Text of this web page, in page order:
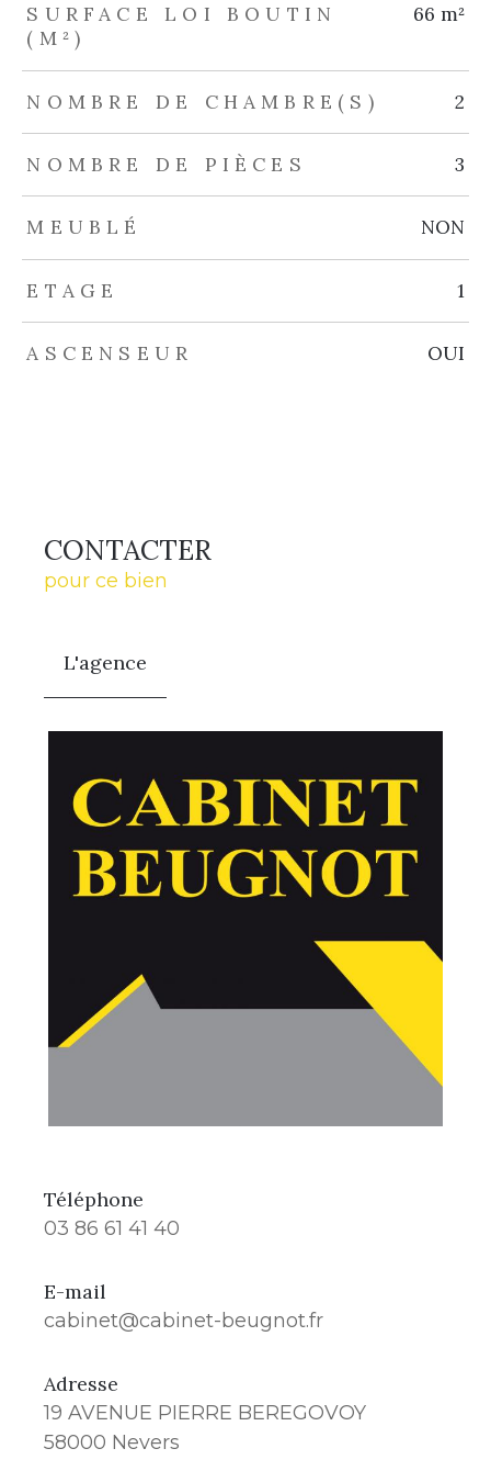
SURFACE LOI BOUTIN
(M²)
66 m²
NOMBRE DE CHAMBRE(S) 2
NOMBRE DE PIÈCES 3
MEUBLÉ NON
ETAGE 1
ASCENSEUR OUI
CONTACTER
pour ce bien
L'agence
Téléphone
03 86 61 41 40
E-mail
cabinet@cabinet-beugnot.fr
Adresse
19 AVENUE PIERRE BEREGOVOY
58000 Nevers